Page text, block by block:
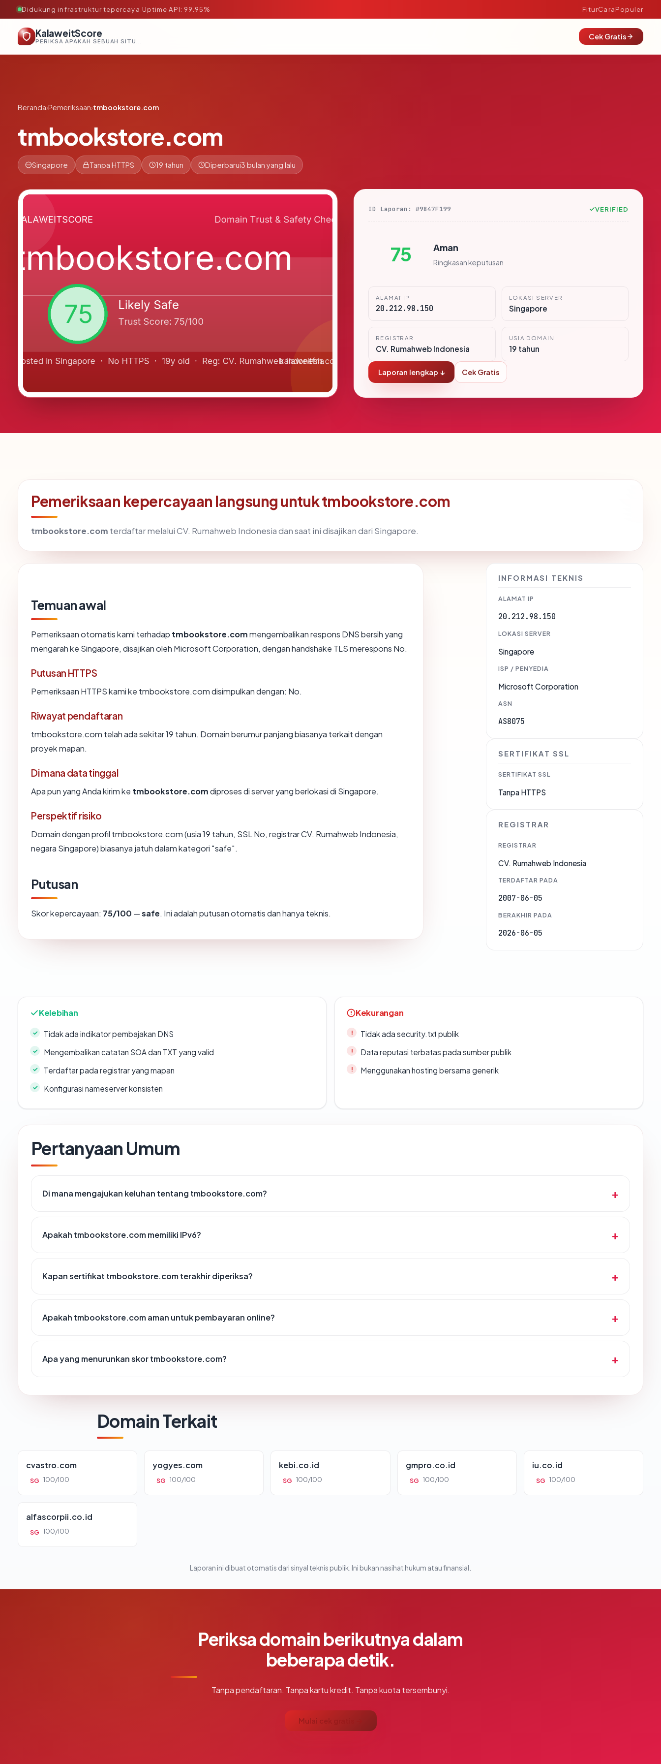
Didukung infrastruktur tepercaya·Uptime API: 99.95% FiturCaraPopuler
KalaweitScore
PERIKSA APAKAH SEBUAH SITUS AMAN, TEPERCAYA, DAN TERVERIFIKASI DALAM HITUNGAN DETIK.
Cek Gratis
Beranda›Pemeriksaan›tmbookstore.com
tmbookstore.com
Singapore Tanpa HTTPS 19 tahun Diperbarui3 bulan yang lalu
ID Laporan: #9847F199 VERIFIED
75 Aman
Ringkasan keputusan
ALAMAT IP
20.212.98.150
LOKASI SERVER
Singapore
REGISTRAR
CV. Rumahweb Indonesia
USIA DOMAIN
19 tahun
Laporan lengkap ↓ Cek Gratis
Pemeriksaan kepercayaan langsung untuk tmbookstore.com
tmbookstore.com terdaftar melalui CV. Rumahweb Indonesia dan saat ini disajikan dari Singapore.
Temuan awal
Pemeriksaan otomatis kami terhadap tmbookstore.commengembalikan respons DNS bersih yang
mengarah ke Singapore, disajikan oleh Microsoft Corporation, dengan handshake TLS merespons No.
Putusan HTTPS
Pemeriksaan HTTPS kami ke tmbookstore.com disimpulkan dengan: No.
Riwayat pendaftaran
tmbookstore.com telah ada sekitar 19 tahun. Domain berumur panjang biasanya terkait dengan
proyek mapan.
Di mana data tinggal
Apa pun yang Anda kirim ke tmbookstore.comdiproses di server yang berlokasi di Singapore.
Perspektif risiko
Domain dengan profil tmbookstore.com (usia 19 tahun, SSL No, registrar CV. Rumahweb Indonesia,
negara Singapore) biasanya jatuh dalam kategori "safe".
Putusan
Skor kepercayaan: 75/100 —safe. Ini adalah putusan otomatis dan hanya teknis.
INFORMASI TEKNIS
ALAMAT IP
20.212.98.150
LOKASI SERVER
Singapore
ISP / PENYEDIA
Microsoft Corporation
ASN
AS8075
SERTIFIKAT SSL
SERTIFIKAT SSL
Tanpa HTTPS
REGISTRAR
REGISTRAR
CV. Rumahweb Indonesia
TERDAFTAR PADA
2007-06-05
BERAKHIR PADA
2026-06-05
Kelebihan
Tidak ada indikator pembajakan DNS
Mengembalikan catatan SOA dan TXT yang valid
Terdaftar pada registrar yang mapan
Konfigurasi nameserver konsisten
Kekurangan
Tidak ada security.txt publik
Data reputasi terbatas pada sumber publik
Menggunakan hosting bersama generik
Pertanyaan Umum
Di mana mengajukan keluhan tentang tmbookstore.com?
Apakah tmbookstore.com memiliki IPv6?
Kapan sertifikat tmbookstore.com terakhir diperiksa?
Apakah tmbookstore.com aman untuk pembayaran online?
Apa yang menurunkan skor tmbookstore.com?
Domain Terkait
cvastro.com
SG 100/100
yogyes.com
SG 100/100
kebi.co.id
SG 100/100
gmpro.co.id
SG 100/100
iu.co.id
SG 100/100
alfascorpii.co.id
SG 100/100
Laporan ini dibuat otomatis dari sinyal teknis publik. Ini bukan nasihat hukum atau finansial.
Periksa domain berikutnya dalam
beberapa detik.
Tanpa pendaftaran. Tanpa kartu kredit. Tanpa kuota tersembunyi.
Mulai cek gratis →